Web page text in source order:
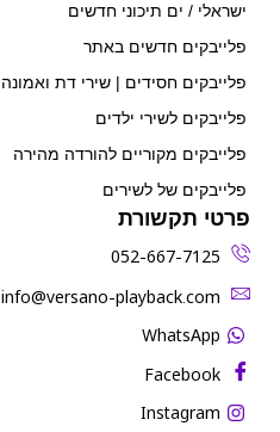
ישראלי / ים תיכוני חדשים
פלייבקים חדשים באתר
פלייבקים חסידים | שירי דת ואמונה
פלייבקים לשירי ילדים
פלייבקים מקוריים להורדה מהירה
פלייבקים של לשירים
פרטי תקשורת
052-667-7125
‫info@versano-playback.com‬
WhatsApp
Facebook
Instagram